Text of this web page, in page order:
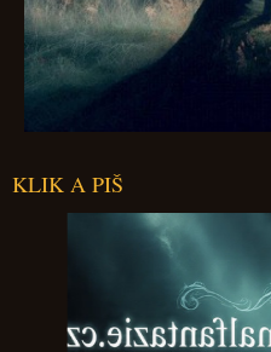
KLIK A PIŠ